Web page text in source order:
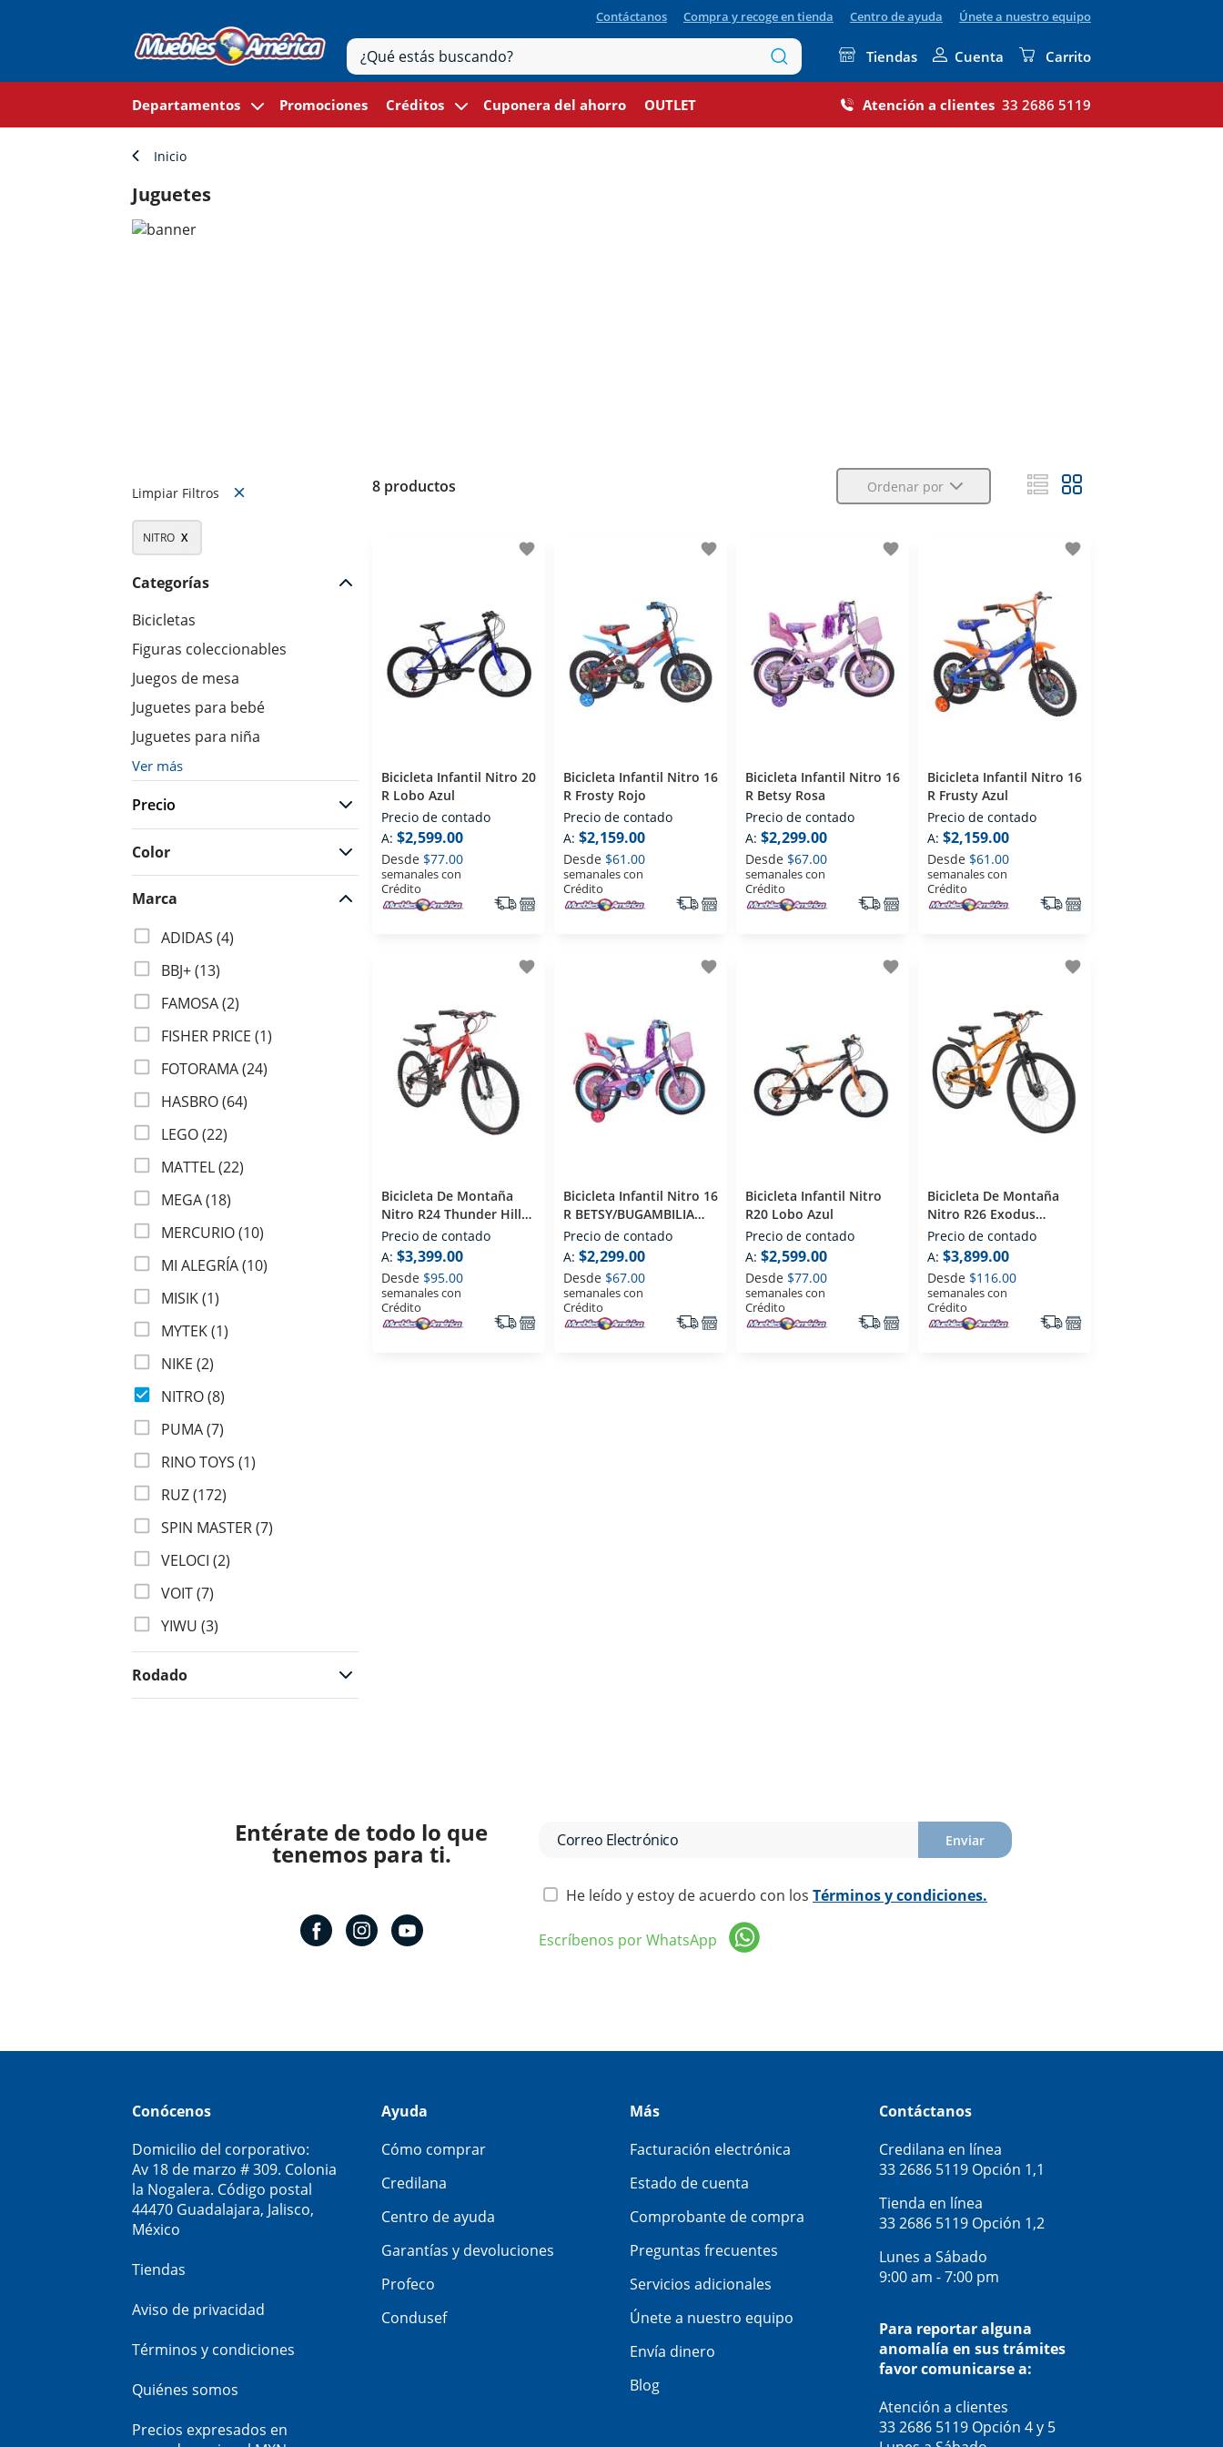
Contáctanos Compra y recoge en tienda Centro de ayuda Únete a nuestro equipo
Tiendas Cuenta Carrito
Departamentos Promociones Créditos Cuponera del ahorro OUTLET Atención a clientes 33 2686 5119
Inicio
Juguetes
Limpiar Filtros
NITRO X
Categorías
Bicicletas
Figuras coleccionables
Juegos de mesa
Juguetes para bebé
Juguetes para niña
Ver más
Precio
$6499
Color
Marca
ADIDAS (4)
BBJ+ (13)
FAMOSA (2)
FISHER PRICE (1)
FOTORAMA (24)
HASBRO (64)
LEGO (22)
MATTEL (22)
MEGA (18)
MERCURIO (10)
MI ALEGRÍA (10)
MISIK (1)
MYTEK (1)
NIKE (2)
NITRO (8)
PUMA (7)
RINO TOYS (1)
RUZ (172)
SPIN MASTER (7)
VELOCI (2)
VOIT (7)
YIWU (3)
Rodado
8 productos Ordenar por
favorite
Bicicleta Infantil Nitro 20
R Lobo Azul
Precio de contado
A: $2,599.00
Desde $77.00
semanales con
Crédito
favorite
Bicicleta Infantil Nitro 16
R Frosty Rojo
Precio de contado
A: $2,159.00
Desde $61.00
semanales con
Crédito
favorite
Bicicleta Infantil Nitro 16
R Betsy Rosa
Precio de contado
A: $2,299.00
Desde $67.00
semanales con
Crédito
favorite
Bicicleta Infantil Nitro 16
R Frusty Azul
Precio de contado
A: $2,159.00
Desde $61.00
semanales con
Crédito
favorite
Bicicleta De Montaña
Nitro R24 Thunder Hill
Rojo
Precio de contado
A: $3,399.00
Desde $95.00
semanales con
Crédito
favorite
Bicicleta Infantil Nitro 16
R BETSY/BUGAMBILIA
Rosa
Precio de contado
A: $2,299.00
Desde $67.00
semanales con
Crédito
favorite
Bicicleta Infantil Nitro
R20 Lobo Azul
Precio de contado
A: $2,599.00
Desde $77.00
semanales con
Crédito
favorite
Bicicleta De Montaña
Nitro R26 Exodus
Naranja
Precio de contado
A: $3,899.00
Desde $116.00
semanales con
Crédito
Entérate de todo lo que
tenemos para ti. Enviar
He leído y estoy de acuerdo con los Términos y condiciones.
Escríbenos por WhatsApp
Conócenos
Domicilio del corporativo:
Av 18 de marzo # 309. Colonia
la Nogalera. Código postal
44470 Guadalajara, Jalisco,
México
Tiendas
Aviso de privacidad
Términos y condiciones
Quiénes somos
Precios expresados en
Ayuda
Cómo comprar
Credilana
Centro de ayuda
Garantías y devoluciones
Profeco
Condusef
Más
Facturación electrónica
Estado de cuenta
Comprobante de compra
Preguntas frecuentes
Servicios adicionales
Únete a nuestro equipo
Envía dinero
Blog
Contáctanos
Credilana en línea
33 2686 5119 Opción 1,1
Tienda en línea
33 2686 5119 Opción 1,2
Lunes a Sábado
9:00 am - 7:00 pm
Para reportar alguna
anomalía en sus trámites
favor comunicarse a:
Atención a clientes
33 2686 5119 Opción 4 y 5